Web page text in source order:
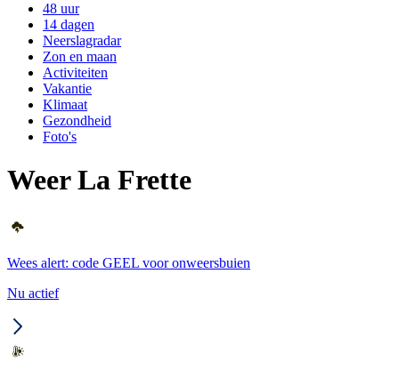
48 uur
14 dagen
Neerslagradar
Zon en maan
Activiteiten
Vakantie
Klimaat
Gezondheid
Foto's
Weer La Frette
Wees alert: code GEEL voor onweersbuien
Nu actief